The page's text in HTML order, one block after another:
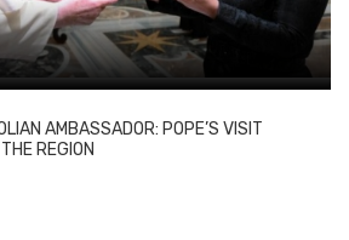
AMBASSADOR: POPE’S VISIT
REGION